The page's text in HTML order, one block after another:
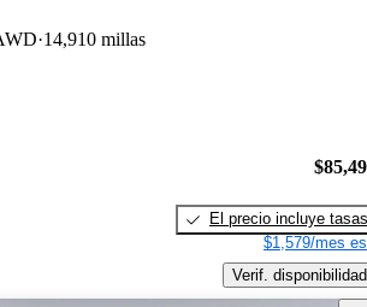
14,910 millas
El precio incluye tasas
$1,579/mes
Verif. disponibilidad